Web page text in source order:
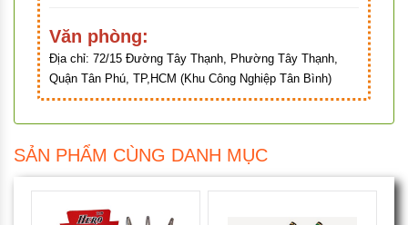
Văn phòng:
Địa chỉ: 72/15 Đường Tây Thạnh, Phường Tây Thạnh,
Quận Tân Phú, TP,HCM (Khu Công Nghiệp Tân Bình)
SẢN PHẨM CÙNG DANH MỤC